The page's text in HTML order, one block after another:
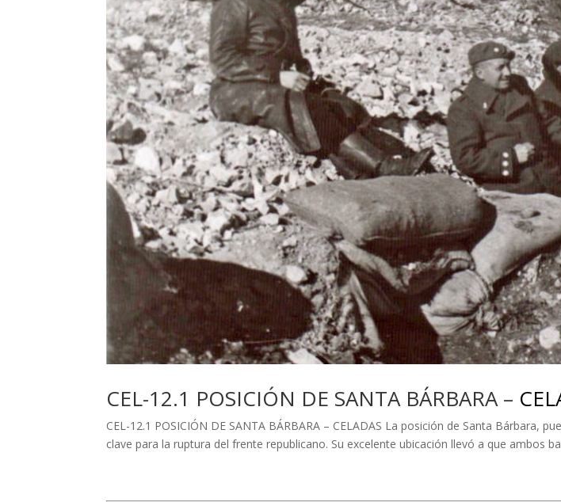
CEL-12.1 POSICIÓN DE SANTA BÁRBARA –
CEL-12.1 POSICIÓN DE SANTA BÁRBARA – CELADAS La posición de Santa
clave para la ruptura del frente republicano. Su excelente ubicación llevó a que ambos